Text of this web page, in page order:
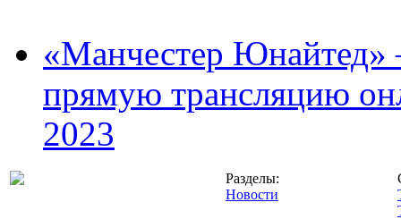
«Манчестер Юнайтед»
прямую трансляцию
2023
Разделы:
Новости